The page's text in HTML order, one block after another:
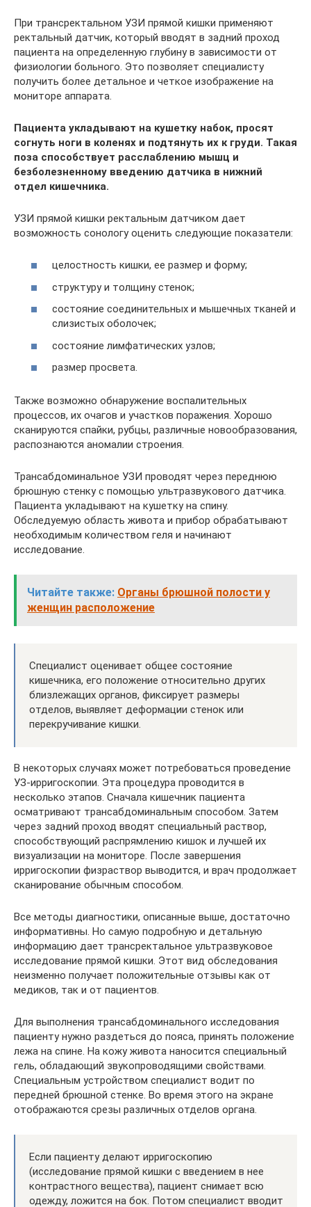
При трансректальном УЗИ прямой кишки применяют
ректальный датчик, который вводят в задний проход
пациента на определенную глубину в зависимости от
физиологии больного. Это позволяет специалисту
получить более детальное и четкое изображение на
мониторе аппарата.
Пациента укладывают на кушетку набок, просят
согнуть ноги в коленях и подтянуть их к груди. Такая
поза способствует расслаблению мышц и
безболезненному введению датчика в нижний
отдел кишечника.
УЗИ прямой кишки ректальным датчиком дает
возможность сонологу оценить следующие показатели:
целостность кишки, ее размер и форму;
структуру и толщину стенок;
состояние соединительных и мышечных тканей и
слизистых оболочек;
состояние лимфатических узлов;
размер просвета.
Также возможно обнаружение воспалительных
процессов, их очагов и участков поражения. Хорошо
сканируются спайки, рубцы, различные новообразования,
распознаются аномалии строения.
Трансабдоминальное УЗИ проводят через переднюю
брюшную стенку с помощью ультразвукового датчика.
Пациента укладывают на кушетку на спину.
Обследуемую область живота и прибор обрабатывают
необходимым количеством геля и начинают
исследование.
Читайте также: Органы брюшной полости у
женщин расположение
Специалист оценивает общее состояние
кишечника, его положение относительно других
близлежащих органов, фиксирует размеры
отделов, выявляет деформации стенок или
перекручивание кишки.
В некоторых случаях может потребоваться проведение
УЗ-ирригоскопии. Эта процедура проводится в
несколько этапов. Сначала кишечник пациента
осматривают трансабдоминальным способом. Затем
через задний проход вводят специальный раствор,
способствующий распрямлению кишок и лучшей их
визуализации на мониторе. После завершения
ирригоскопии физраствор выводится, и врач продолжает
сканирование обычным способом.
Все методы диагностики, описанные выше, достаточно
информативны. Но самую подробную и детальную
информацию дает трансректальное ультразвуковое
исследование прямой кишки. Этот вид обследования
неизменно получает положительные отзывы как от
медиков, так и от пациентов.
Для выполнения трансабдоминального исследования
пациенту нужно раздеться до пояса, принять положение
лежа на спине. На кожу живота наносится специальный
гель, обладающий звукопроводящими свойствами.
Специальным устройством специалист водит по
передней брюшной стенке. Во время этого на экране
отображаются срезы различных отделов органа.
Если пациенту делают ирригоскопию
(исследование прямой кишки с введением в нее
контрастного вещества), пациент снимает всю
одежду, ложится на бок. Потом специалист вводит